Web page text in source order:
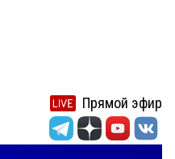
Прямой эфир